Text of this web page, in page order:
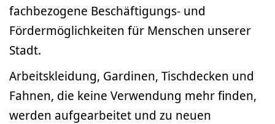
fachbezogene Beschäftigungs- und
Fördermöglichkeiten für Menschen unserer
Stadt.
Arbeitskleidung, Gardinen, Tischdecken und
Fahnen, die keine Verwendung mehr finden,
werden aufgearbeitet und zu neuen